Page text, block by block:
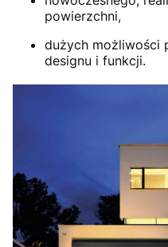
powierzchni,
dużych możliwości
designu i funkcji.